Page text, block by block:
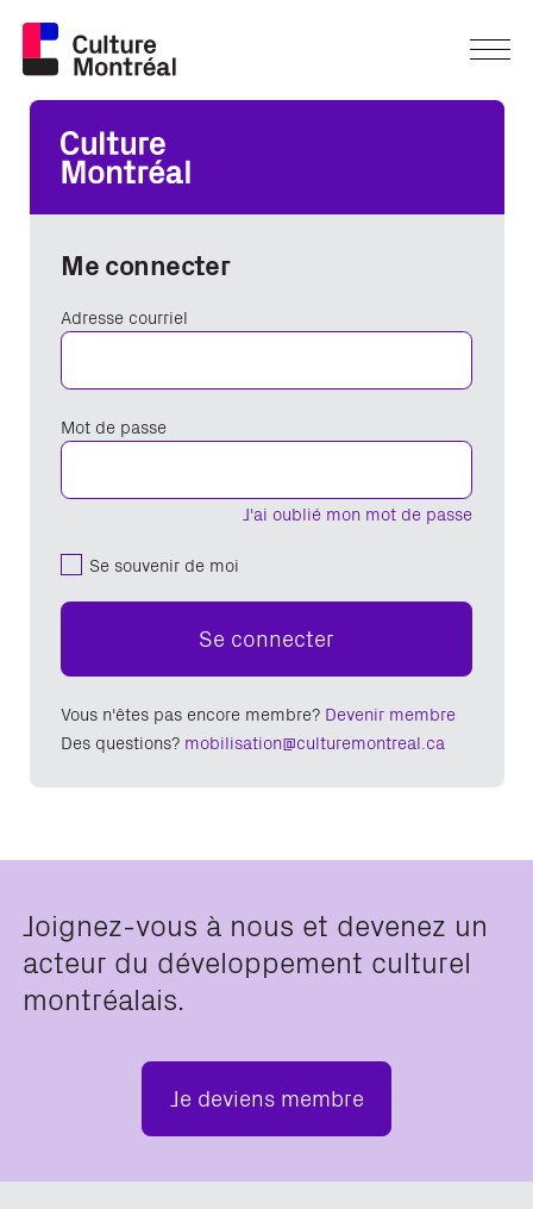
Me connecter
Adresse courriel
J'ai oublié mon mot de passe
Mot de passe
Se souvenir de moi
Se connecter
Vous n'êtes pas encore membre? Devenir membre
Des questions? mobilisation@culturemontreal.ca
Joignez-vous à nous et devenez un
acteur du développement culturel
montréalais.
Je deviens membre